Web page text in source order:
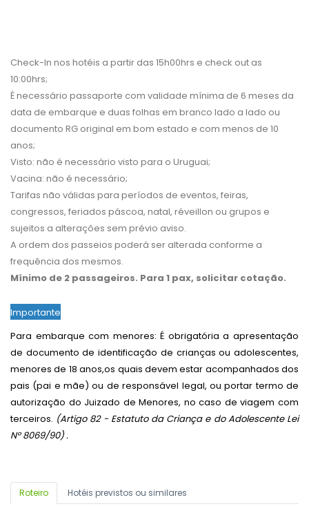
Roteiro Hotéis previstos ou similares
Check-In nos hotéis a partir das 15h00hrs e check out as
10:00hrs;
É necessário passaporte com validade mínima de 6 meses da
data de embarque e duas folhas em branco lado a lado ou
documento RG original em bom estado e com menos de 10
anos;
Visto: não é necessário visto para o Uruguai;
Vacina: não é necessário;
Tarifas não válidas para períodos de eventos, feiras,
congressos, feriados páscoa, natal, réveillon ou grupos e
sujeitos a alterações sem prévio aviso.
A ordem dos passeios poderá ser alterada conforme a
frequência dos mesmos.
Mínimo de 2 passageiros. Para 1 pax, solicitar cotação.
Importante
Para embarque com menores: É obrigatória a apresentação
de documento de identificação de crianças ou adolescentes,
menores de 18 anos,os quais devem estar acompanhados dos
pais (pai e mãe) ou de responsável legal, ou portar termo de
autorização do Juizado de Menores, no caso de viagem com
terceiros. (Artigo 82 - Estatuto da Criança e do Adolescente Lei
Nº 8069/90) .